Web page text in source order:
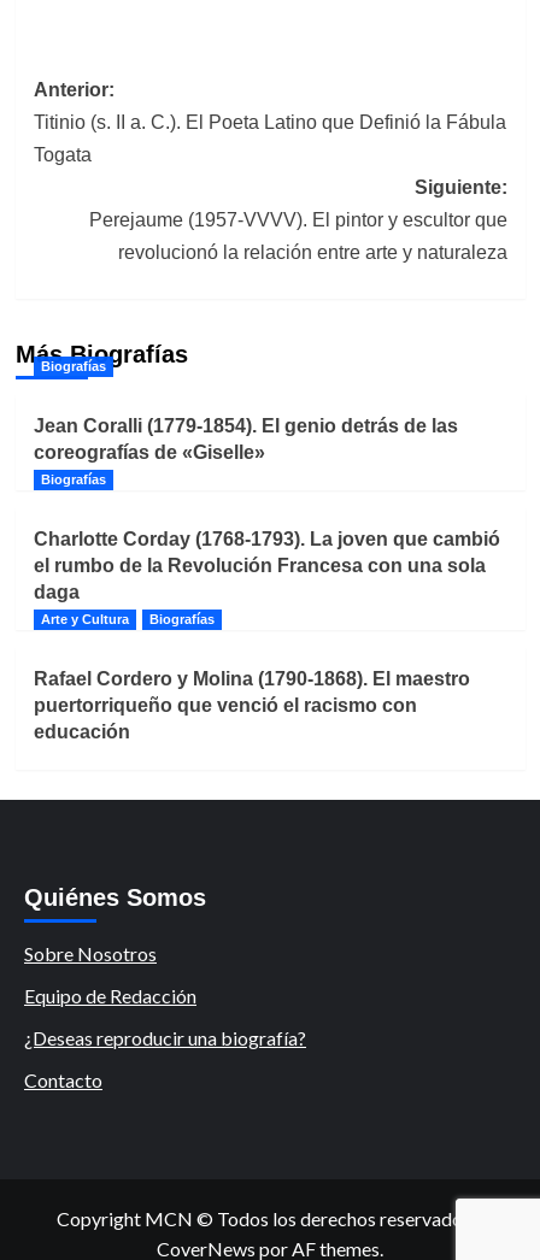
Navegación
de
entradas
Anterior:
Titinio (s. II a. C.). El Poeta Latino que Definió la Fábula
Togata
Siguiente:
Perejaume (1957-VVVV). El pintor y escultor que
revolucionó la relación entre arte y naturaleza
Más Biografías
Biografías
Jean Coralli (1779-1854). El genio detrás de las
coreografías de «Giselle»
Biografías
Charlotte Corday (1768-1793). La joven que cambió
el rumbo de la Revolución Francesa con una sola
daga
Arte y Cultura Biografías
Rafael Cordero y Molina (1790-1868). El maestro
puertorriqueño que venció el racismo con
educación
Quiénes Somos
Sobre Nosotros
Equipo de Redacción
¿Deseas reproducir una biografía?
Contacto
Copyright MCN © Todos los derechos reservados.
CoverNews por AF themes.